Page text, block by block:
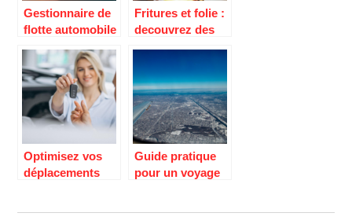
Gestionnaire de
flotte automobile
appel a ses
services ?
Fritures et folie :
decouvrez des
originaux pour
egayer vos
papilles
Optimisez vos
déplacements
Guide pratique
pour un voyage